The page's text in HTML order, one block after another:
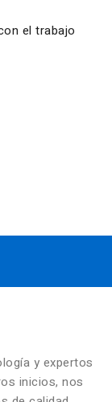
el trabajo
y expertos
inicios, nos